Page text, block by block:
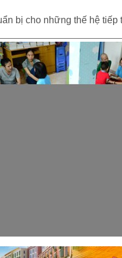
bị cho những thế hệ